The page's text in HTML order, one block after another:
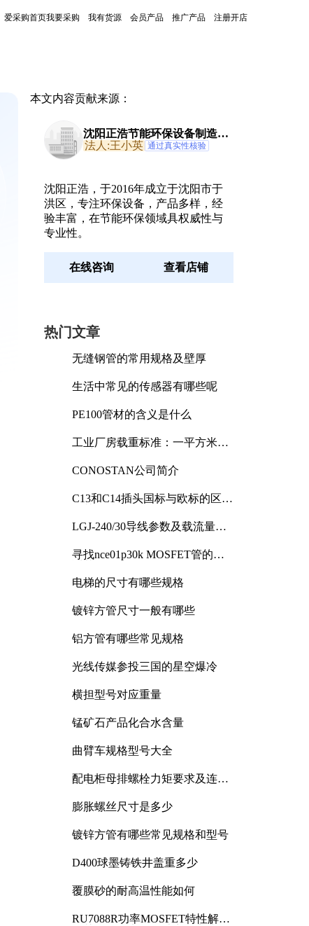
爱采购首页我要采购 我有货源 会员产品 推广产品 注册开店
本文内容贡献来源：
沈阳正浩节能环保设备制造有
限公司
法人:王小英 通过真实性核验
沈阳正浩，于2016年成立于沈阳市于
洪区，专注环保设备，产品多样，经
验丰富，在节能环保领域具权威性与
专业性。
在线咨询 查看店铺
热门文章
无缝钢管的常用规格及壁厚
生活中常见的传感器有哪些呢
PE100管材的含义是什么
工业厂房载重标准：一平方米能
CONOSTAN公司简介
C13和C14插头国标与欧标的区别
LGJ-240/30导线参数及载流量解
寻找nce01p30k MOSFET管的合
电梯的尺寸有哪些规格
镀锌方管尺寸一般有哪些
铝方管有哪些常见规格
光线传媒参投三国的星空爆冷
横担型号对应重量
锰矿石产品化合水含量
曲臂车规格型号大全
配电柜母排螺栓力矩要求及连接
膨胀螺丝尺寸是多少
镀锌方管有哪些常见规格和型号
D400球墨铸铁井盖重多少
覆膜砂的耐高温性能如何
RU7088R功率MOSFET特性解析